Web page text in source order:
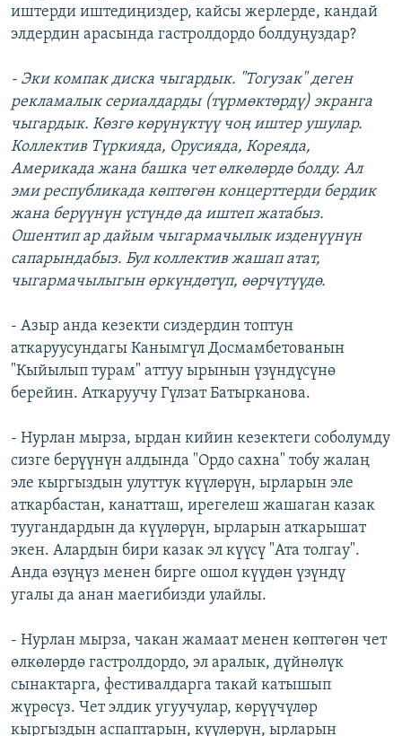
иштерди иштедиңиздер, кайсы жерлерде, кандай
элдердин арасында гастролдордо болдуңуздар?
- Эки компак диска чыгардык. "Тогузак" деген
рекламалык сериалдарды (түрмөктөрдү) экранга
чыгардык. Көзгө көрүнүктүү чоң иштер ушулар.
Коллектив Түркияда, Орусияда, Кореяда,
Америкада жана башка чет өлкөлөрдө болду. Ал
эми республикада көптөгөн концерттерди бердик
жана берүүнүн үстүндө да иштеп жатабыз.
Ошентип ар дайым чыгармачылык изденүүнүн
сапарындабыз. Бул коллектив жашап атат,
чыгармачылыгын өркүндөтүп, өөрчүтүүдө.
- Азыр анда кезекти сиздердин топтун
аткаруусундагы Канымгүл Досмамбетованын
"Кыйылып турам" аттуу ырынын үзүндүсүнө
берейин. Аткаруучу Гүлзат Батырканова.
- Нурлан мырза, ырдан кийин кезектеги соболумду
сизге берүүнүн алдында "Ордо сахна" тобу жалаң
эле кыргыздын улуттук күүлөрүн, ырларын эле
аткарбастан, канатташ, ирегелеш жашаган казак
туугандардын да күүлөрүн, ырларын аткарышат
экен. Алардын бири казак эл күүсү "Ата толгау".
Анда өзүңүз менен бирге ошол күүдөн үзүндү
угалы да анан маегибизди улайлы.
- Нурлан мырза, чакан жамаат менен көптөгөн чет
өлкөлөрдө гастролдордо, эл аралык, дүйнөлүк
сынактарга, фестивалдарга такай катышып
жүрөсүз. Чет элдик угуучулар, көрүүчүлөр
кыргыздын аспаптарын, күүлөрүн, ырларын